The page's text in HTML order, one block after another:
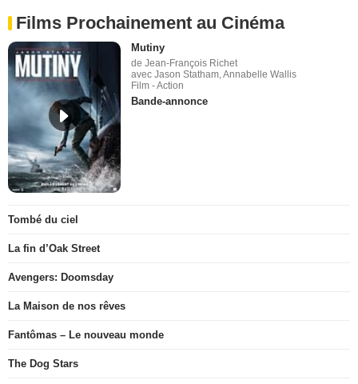
Films Prochainement au Cinéma
Mutiny
de Jean-François Richet
avec Jason Statham, Annabelle Wallis
Film - Action
Bande-annonce
Tombé du ciel
La fin d’Oak Street
Avengers: Doomsday
La Maison de nos rêves
Fantômas – Le nouveau monde
The Dog Stars